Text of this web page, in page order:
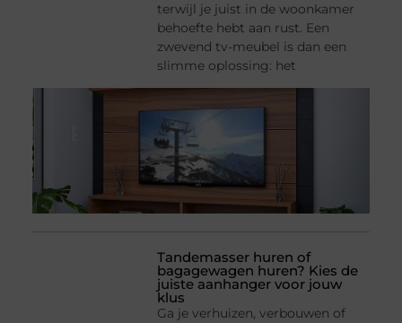
terwijl je juist in de woonkamer
behoefte hebt aan rust. Een
zwevend tv-meubel is dan een
slimme oplossing: het
Tandemasser huren of
bagagewagen huren? Kies de
juiste aanhanger voor jouw
klus
Ga je verhuizen, verbouwen of